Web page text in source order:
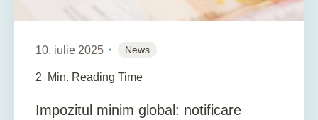
10. iulie 2025 News
2 Min. Reading Time
Impozitul minim global: notificare